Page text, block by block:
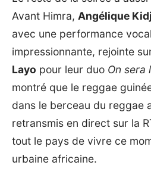
Avant Himra, Angélique
avec une performance
impressionnante, rejointe
Layo pour leur duo On sera
montré que le reggae
dans le berceau du reggae
retransmis en direct sur la
tout le pays de vivre ce
urbaine africaine.